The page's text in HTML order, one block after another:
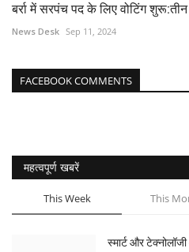
बर्रा में सरपंच पद के लिए वोटिंग शुरू:तीन
News Desk Sep 11, 2024
FACEBOOK COMMENTS
महत्वपूर्ण खबरें
This Week This
स्मार्ट और